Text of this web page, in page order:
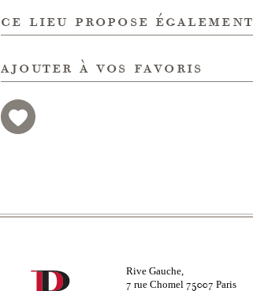
ce lieu propose également
ajouter à vos favoris
Rive Gauche,
7 rue Chomel 75007 Paris